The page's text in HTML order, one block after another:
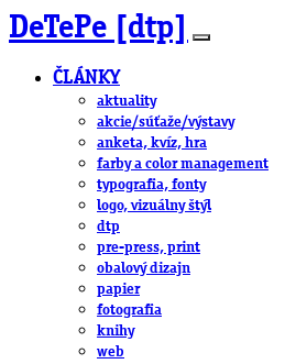
DeTePe [dtp]
ČLÁNKY
aktuality
akcie/súťaže/výstavy
anketa, kvíz, hra
farby a color management
typografia, fonty
logo, vizuálny štýl
dtp
pre-press, print
obalový dizajn
papier
fotografia
knihy
web